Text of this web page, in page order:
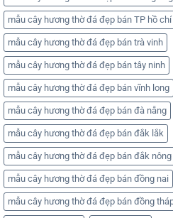
mẫu cây hương thờ đá đẹp bán TP hồ
mẫu cây hương thờ đá đẹp bán trà vinh
mẫu cây hương thờ đá đẹp bán tây ninh
mẫu cây hương thờ đá đẹp bán vĩnh long
mẫu cây hương thờ đá đẹp bán đà nẵng
mẫu cây hương thờ đá đẹp bán đắk lắk
mẫu cây hương thờ đá đẹp bán đắk nông
mẫu cây hương thờ đá đẹp bán đồng nai
mẫu cây hương thờ đá đẹp bán đồng